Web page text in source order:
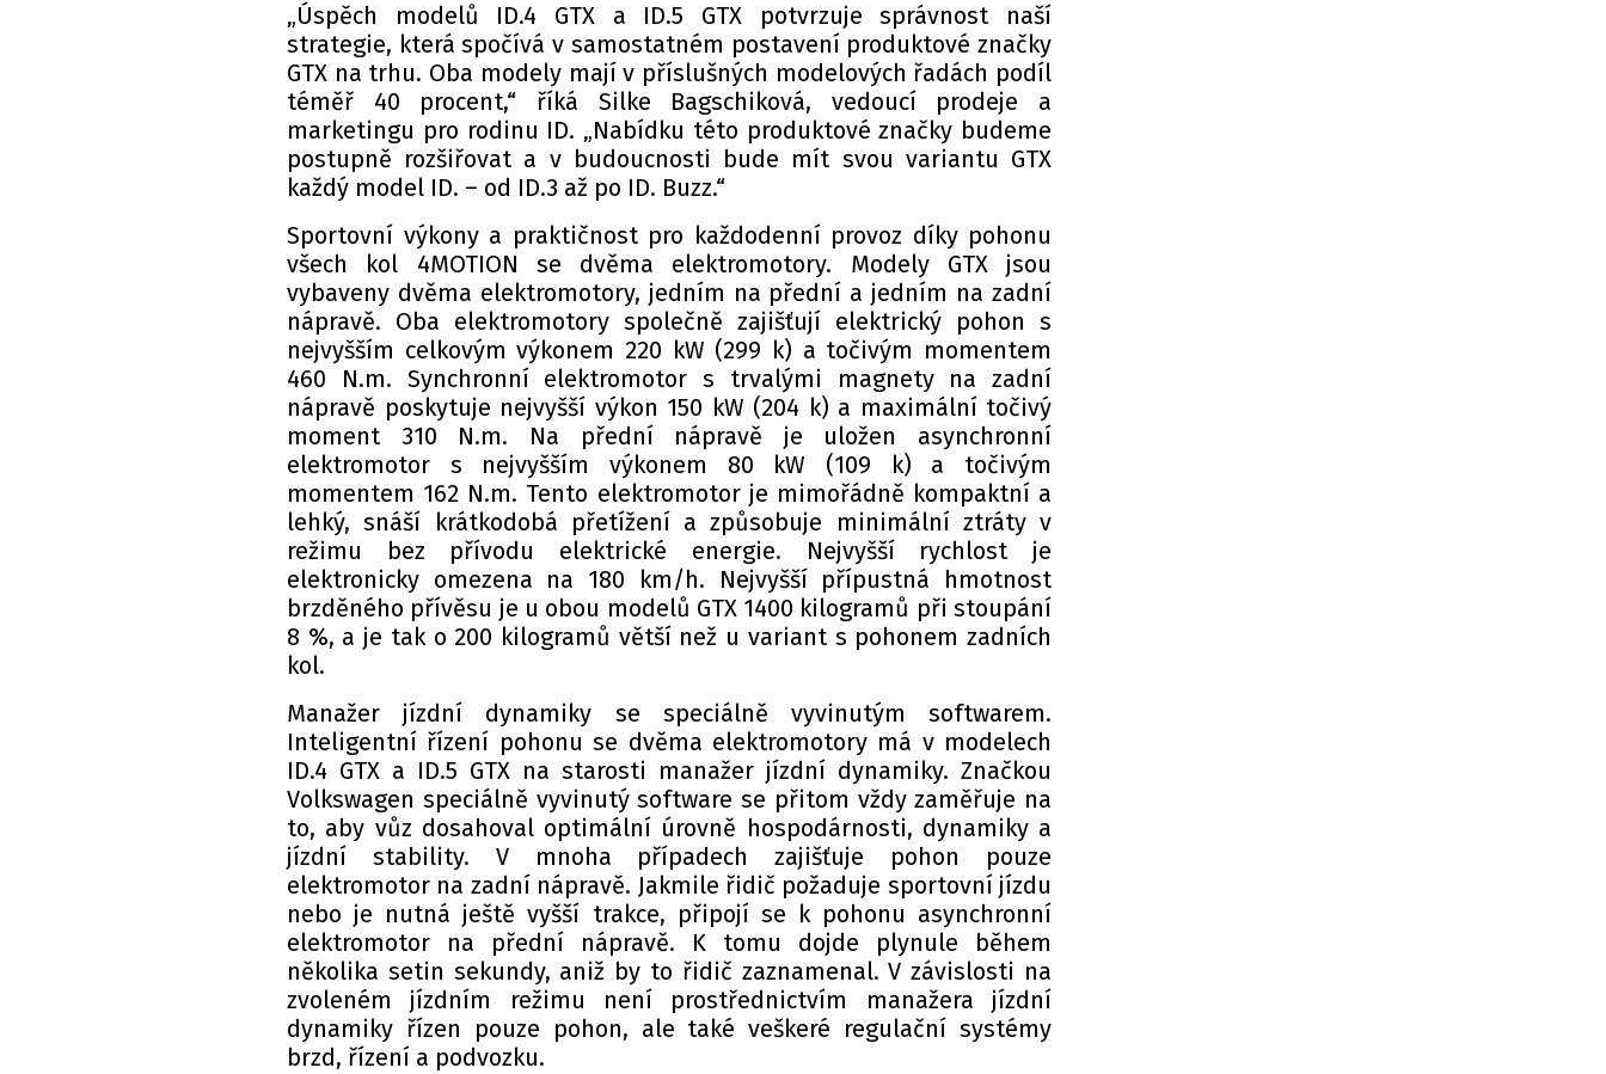
„Úspěch modelů ID.4 GTX a ID.5 GTX potvrzuje správnost naší
strategie, která spočívá v samostatném postavení produktové značky
GTX na trhu. Oba modely mají v příslušných modelových řadách podíl
téměř 40 procent,“ říká Silke Bagschiková, vedoucí prodeje a
marketingu pro rodinu ID. „Nabídku této produktové značky budeme
postupně rozšiřovat a v budoucnosti bude mít svou variantu GTX
každý model ID. – od ID.3 až po ID. Buzz.“
Sportovní výkony a praktičnost pro každodenní provoz díky pohonu
všech kol 4MOTION se dvěma elektromotory. Modely GTX jsou
vybaveny dvěma elektromotory, jedním na přední a jedním na zadní
nápravě. Oba elektromotory společně zajišťují elektrický pohon s
nejvyšším celkovým výkonem 220 kW (299 k) a točivým momentem
460 N.m. Synchronní elektromotor s trvalými magnety na zadní
nápravě poskytuje nejvyšší výkon 150 kW (204 k) a maximální točivý
moment 310 N.m. Na přední nápravě je uložen asynchronní
elektromotor s nejvyšším výkonem 80 kW (109 k) a točivým
momentem 162 N.m. Tento elektromotor je mimořádně kompaktní a
lehký, snáší krátkodobá přetížení a způsobuje minimální ztráty v
režimu bez přívodu elektrické energie. Nejvyšší rychlost je
elektronicky omezena na 180 km/h. Nejvyšší přípustná hmotnost
brzděného přívěsu je u obou modelů GTX 1400 kilogramů při stoupání
8 %, a je tak o 200 kilogramů větší než u variant s pohonem zadních
kol.
Manažer jízdní dynamiky se speciálně vyvinutým softwarem.
Inteligentní řízení pohonu se dvěma elektromotory má v modelech
ID.4 GTX a ID.5 GTX na starosti manažer jízdní dynamiky. Značkou
Volkswagen speciálně vyvinutý software se přitom vždy zaměřuje na
to, aby vůz dosahoval optimální úrovně hospodárnosti, dynamiky a
jízdní stability. V mnoha případech zajišťuje pohon pouze
elektromotor na zadní nápravě. Jakmile řidič požaduje sportovní jízdu
nebo je nutná ještě vyšší trakce, připojí se k pohonu asynchronní
elektromotor na přední nápravě. K tomu dojde plynule během
několika setin sekundy, aniž by to řidič zaznamenal. V závislosti na
zvoleném jízdním režimu není prostřednictvím manažera jízdní
dynamiky řízen pouze pohon, ale také veškeré regulační systémy
brzd, řízení a podvozku.